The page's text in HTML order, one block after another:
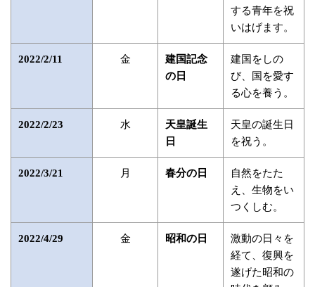
する青年を祝
いはげます。
2022/2/11 金
建国記念
の日
建国をしの
び、国を愛す
る心を養う。
2022/2/23 水
天皇誕生
日
天皇の誕生日
を祝う。
2022/3/21 月 春分の日
自然をたた
え、生物をい
つくしむ。
2022/4/29 金 昭和の日
激動の日々を
経て、復興を
遂げた昭和の